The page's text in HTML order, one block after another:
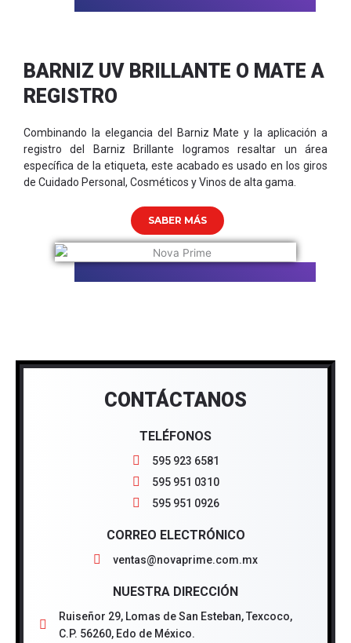
BARNIZ UV BRILLANTE O MATE A
REGISTRO
Combinando la elegancia del Barniz Mate y la aplicación a
registro del Barniz Brillante logramos resaltar un área
específica de la etiqueta, este acabado es usado en los giros
de Cuidado Personal, Cosméticos y Vinos de alta gama.
SABER MÁS
CONTÁCTANOS
TELÉFONOS
595 923 6581
595 951 0310
595 951 0926
CORREO ELECTRÓNICO
ventas@novaprime.com.mx
NUESTRA DIRECCIÓN
Ruiseñor 29, Lomas de San Esteban, Texcoco,
C.P. 56260, Edo de México.